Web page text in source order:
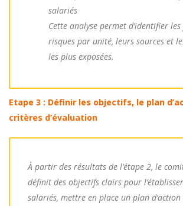
salariés
Cette analyse permet d’identifier
risques par unité, leurs sources et
les plus exposées.
Etape 3 : Définir les objectifs, le plan
critères d’évaluation
À partir des résultats de l’étape 2, le
définit des objectifs clairs pour
salariés, mettre en place un plan